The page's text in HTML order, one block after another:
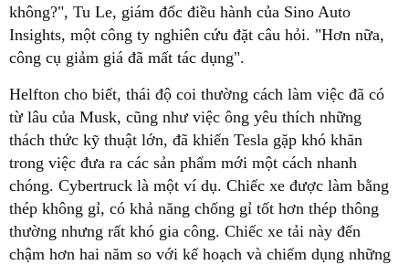
không?", Tu Le, giám đốc điều hành của Sino Auto
Insights, một công ty nghiên cứu đặt câu hỏi. "Hơn nữa,
công cụ giảm giá đã mất tác dụng".
Helfton cho biết, thái độ coi thường cách làm việc đã có
từ lâu của Musk, cũng như việc ông yêu thích những
thách thức kỹ thuật lớn, đã khiến Tesla gặp khó khăn
trong việc đưa ra các sản phẩm mới một cách nhanh
chóng. Cybertruck là một ví dụ. Chiếc xe được làm bằng
thép không gỉ, có khả năng chống gỉ tốt hơn thép thông
thường nhưng rất khó gia công. Chiếc xe tải này đến
chậm hơn hai năm so với kế hoạch và chiếm dụng những